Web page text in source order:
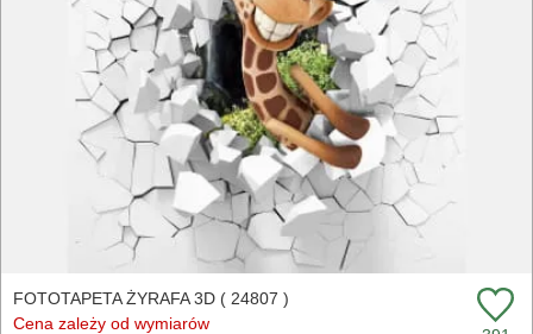
FOTOTAPETA ŻYRAFA 3D ( 24807 )
Cena zależy od wymiarów